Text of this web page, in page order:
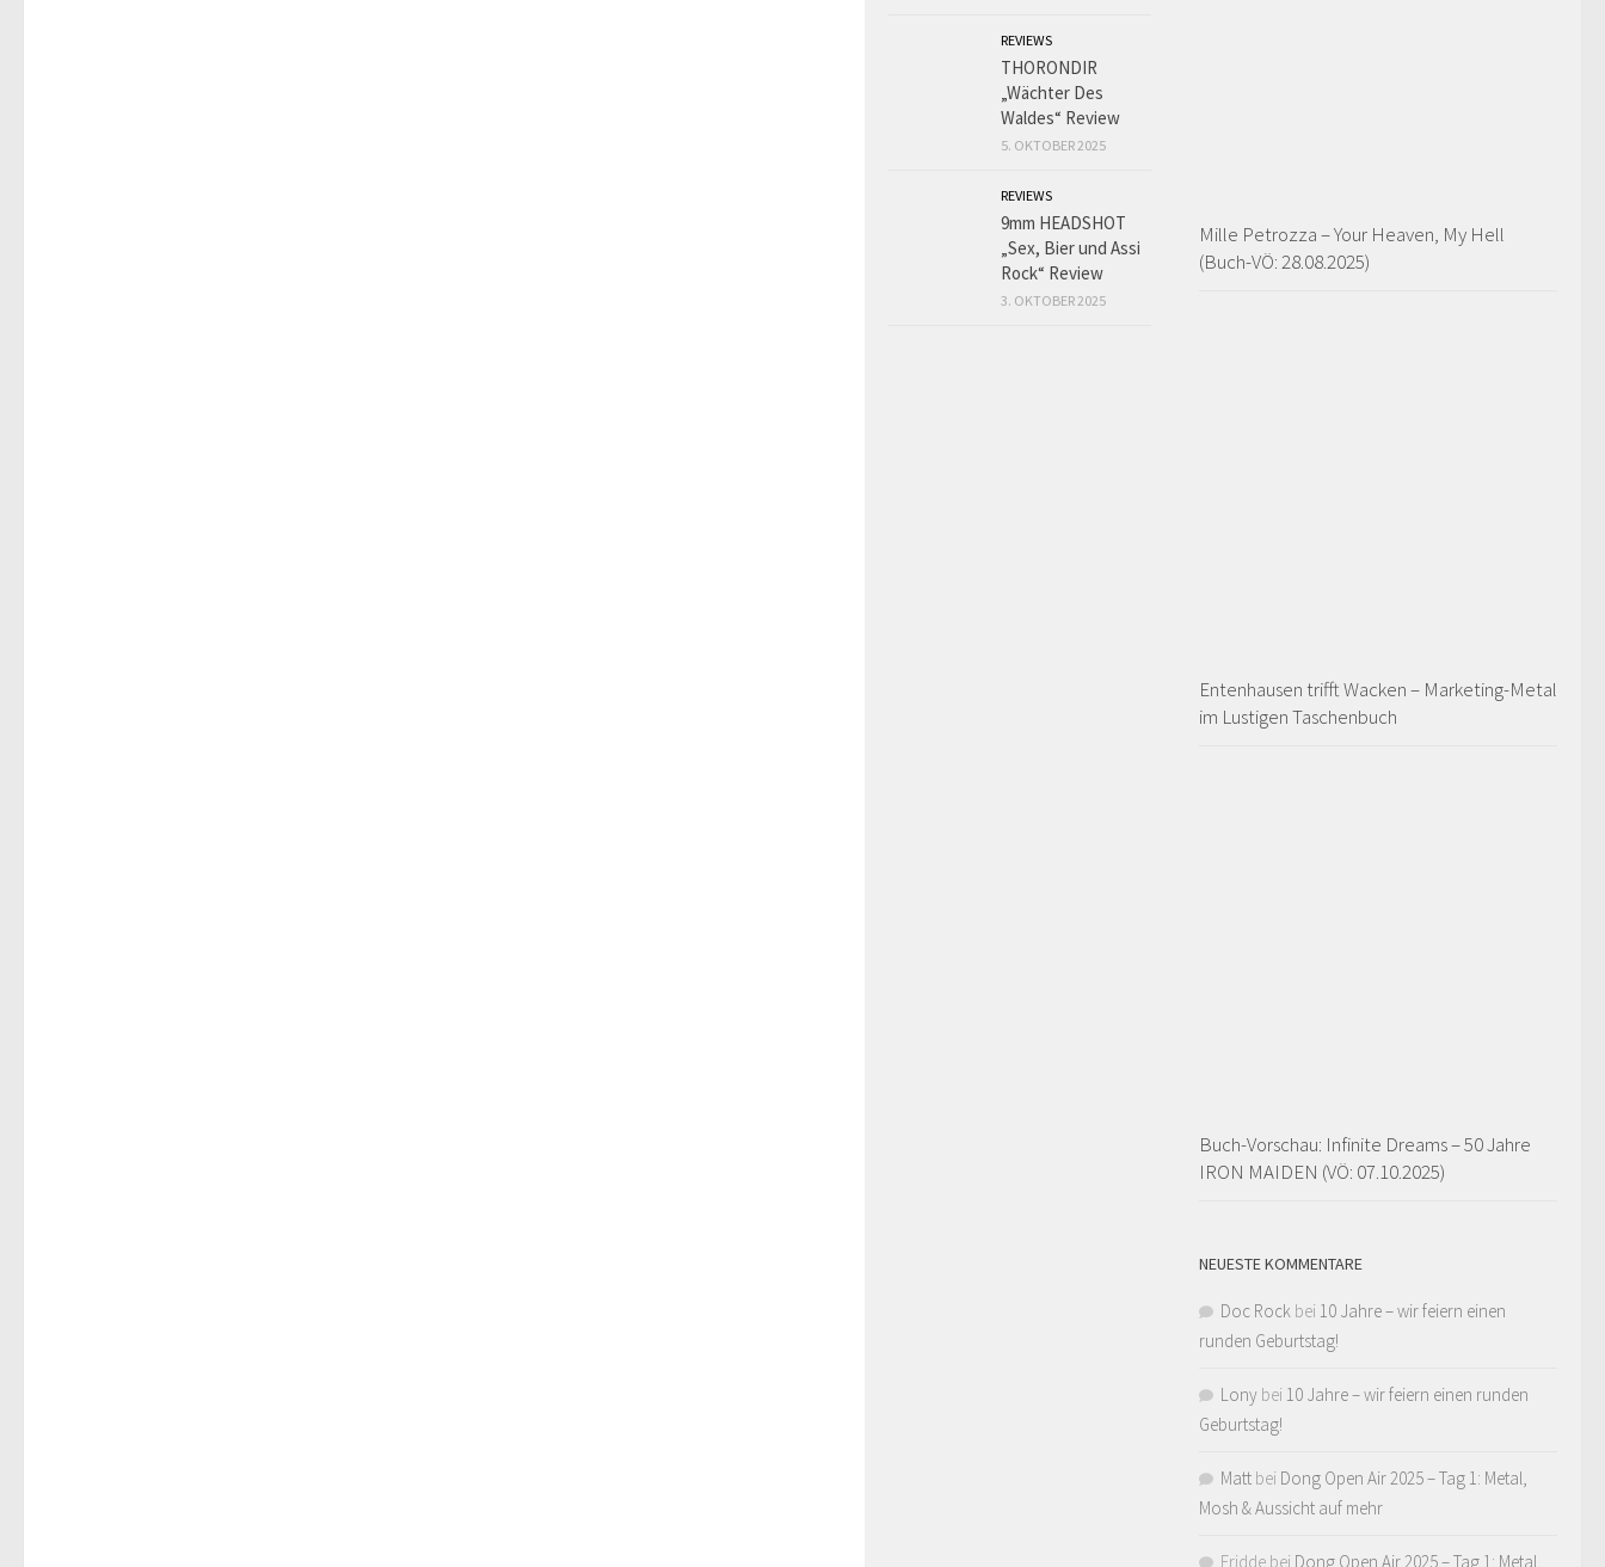
Mille Petrozza – Your Heaven, My Hell
(Buch-VÖ: 28.08.2025)
Entenhausen trifft Wacken – Marketing-Metal
im Lustigen Taschenbuch
Buch-Vorschau: Infinite Dreams – 50 Jahre
IRON MAIDEN (VÖ: 07.10.2025)
NEUESTE KOMMENTARE
Doc Rock bei 10 Jahre – wir feiern einen
runden Geburtstag!
Lony bei 10 Jahre – wir feiern einen runden
Geburtstag!
Matt bei Dong Open Air 2025 – Tag 1: Metal,
Mosh & Aussicht auf mehr
Fridde bei Dong Open Air 2025 – Tag 1: Metal,
REVIEWS
THORONDIR
„Wächter Des
Waldes“ Review
5. OKTOBER 2025
REVIEWS
9mm HEADSHOT
„Sex, Bier und Assi
Rock“ Review
3. OKTOBER 2025